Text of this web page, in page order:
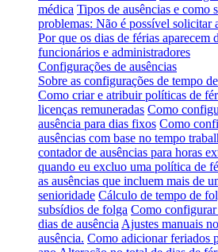
médica Tipos de ausências e como
problemas: Não é possível solicitar
Por que os dias de férias aparecem
funcionários e administradores
Configurações de ausências
Sobre as configurações de tempo
Como criar e atribuir políticas de
licenças remuneradas Como
ausência para dias fixos Como
ausências com base no tempo
contador de ausências para horas
quando eu excluo uma política de
as ausências que incluem mais de
senioridade Cálculo de tempo de
subsídios de folga Como configurar
dias de ausência Ajustes manuais
ausência. Como adicionar feriados